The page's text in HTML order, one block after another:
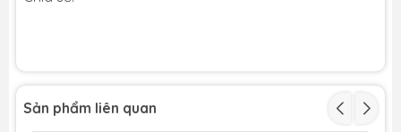
Sản phẩm liên quan